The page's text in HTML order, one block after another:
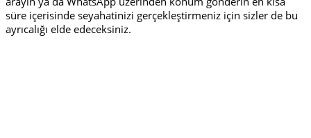
süre içerisinde seyahatinizi gerçekleştirmeniz için sizler de bu
ayrıcalığı elde edeceksiniz.